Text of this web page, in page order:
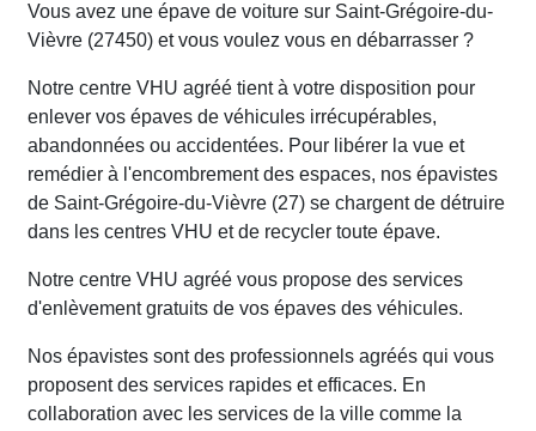
Vous avez une épave de voiture sur Saint-Grégoire-du-
Vièvre (27450) et vous voulez vous en débarrasser ?
Notre centre VHU agréé tient à votre disposition pour
enlever vos épaves de véhicules irrécupérables,
abandonnées ou accidentées. Pour libérer la vue et
remédier à l'encombrement des espaces, nos épavistes
de Saint-Grégoire-du-Vièvre (27) se chargent de détruire
dans les centres VHU et de recycler toute épave.
Notre centre VHU agréé vous propose des services
d'enlèvement gratuits de vos épaves des véhicules.
Nos épavistes sont des professionnels agréés qui vous
proposent des services rapides et efficaces. En
collaboration avec les services de la ville comme la